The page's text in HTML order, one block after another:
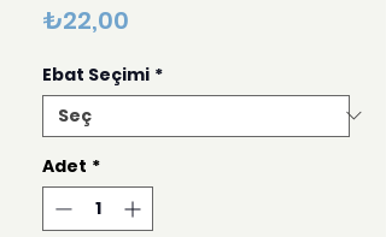
₺22,00
Ebat Seçimi *
Adet *